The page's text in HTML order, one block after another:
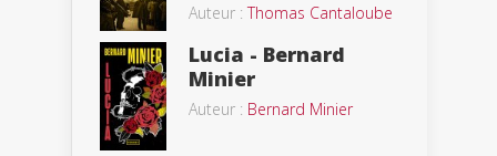
Auteur :Thomas Cantaloube
Lucia - Bernard
Minier
Auteur : Bernard Minier